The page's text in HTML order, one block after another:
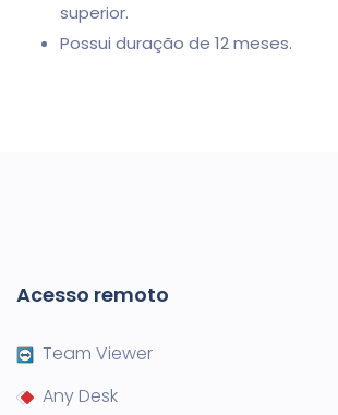
superior.
Possui duração de 12 meses.
Acesso remoto
Team Viewer
Any Desk